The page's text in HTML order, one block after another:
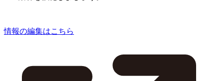
情報の編集はこちら